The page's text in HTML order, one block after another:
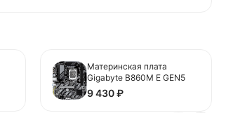
Материнская плата
Gigabyte B860M E GEN5
9 430₽